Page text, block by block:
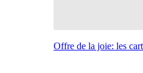
Offre de la joie: les